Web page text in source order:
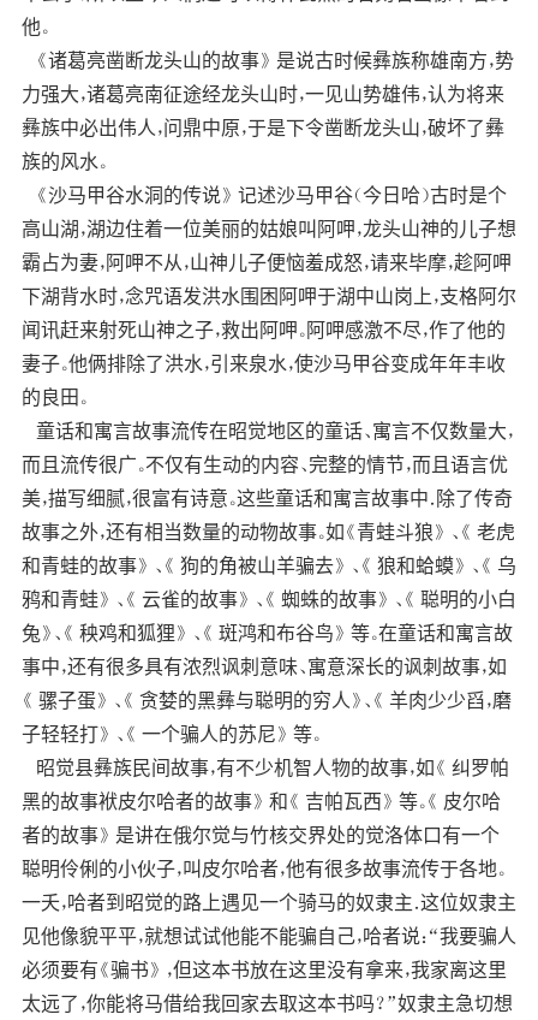
他。
《诸葛亮凿断龙头山的故事》 是说古时候彝族称雄南方，势
力强大，诸葛亮南征途经龙头山时，一见山势雄伟，认为将来
彝族中必出伟人，问鼎中原，于是下令凿断龙头山，破坏了彝
族的风水。
《沙马甲谷水洞的传说》 记述沙马甲谷（今日哈）古时是个
高山湖，湖边住着一位美丽的姑娘叫阿呷，龙头山神的儿子想
霸占为妻，阿呷不从，山神儿子便恼羞成怒，请来毕摩，趁阿呷
下湖背水时，念咒语发洪水围困阿呷于湖中山岗上，支格阿尔
闻讯赶来射死山神之子，救出阿呷。阿呷感激不尽，作了他的
妻子。他俩排除了洪水，引来泉水，使沙马甲谷变成年年丰收
的良田。
童话和寓言故事流传在昭觉地区的童话、寓言不仅数量大，
而且流传很广。不仅有生动的内容、完整的情节，而且语言优
美，描写细腻，很富有诗意。这些童话和寓言故事中．除了传奇
故事之外，还有相当数量的动物故事。如《青蛙斗狼》 、《 老虎
和青蛙的故事》 、《 狗的角被山羊骗去》 、《 狼和蛤蟆》 、《 乌
鸦和青蛙》 、《 云雀的故事》 、《 蜘蛛的故事》 、《 聪明的小白
兔》、《 秧鸡和狐狸》 、《 斑鸿和布谷鸟》 等。在童话和寓言故
事中，还有很多具有浓烈讽刺意味、寓意深长的讽刺故事，如
《 骡子蛋》 、《 贪婪的黑彝与聪明的穷人》、《 羊肉少少舀，磨
子轻轻打》 、《 一个骗人的苏尼》 等。
昭觉县彝族民间故事，有不少机智人物的故事，如《 纠罗帕
黑的故事袱皮尔哈者的故事》 和《 吉帕瓦西》 等。《 皮尔哈
者的故事》 是讲在俄尔觉与竹核交界处的觉洛体口有一个
聪明伶俐的小伙子，叫皮尔哈者，他有很多故事流传于各地。
一夭，哈者到昭觉的路上遇见一个骑马的奴隶主．这位奴隶主
见他像貌平平，就想试试他能不能骗自己，哈者说：“我要骗人
必须要有《骗书》 ，但这本书放在这里没有拿来，我家离这里
太远了，你能将马借给我回家去取这本书吗？”奴隶主急切想